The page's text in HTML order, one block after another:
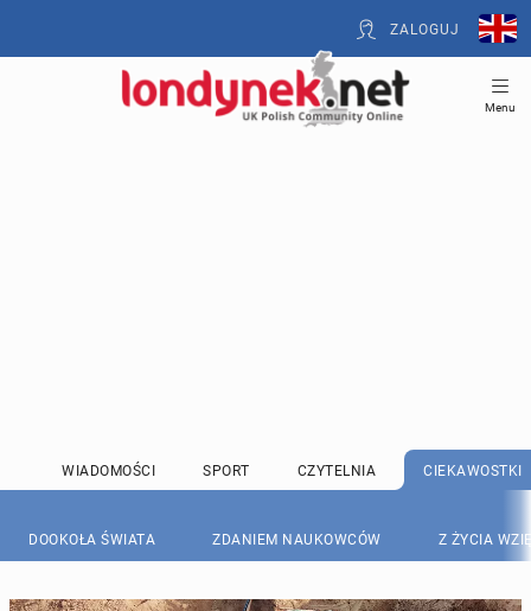
ZALOGUJ
Menu
WIADOMOŚCI SPORT CZYTELNIA CIEKAWOSTKI
DOOKOŁA ŚWIATA ZDANIEM NAUKOWCÓW Z ŻYCIA